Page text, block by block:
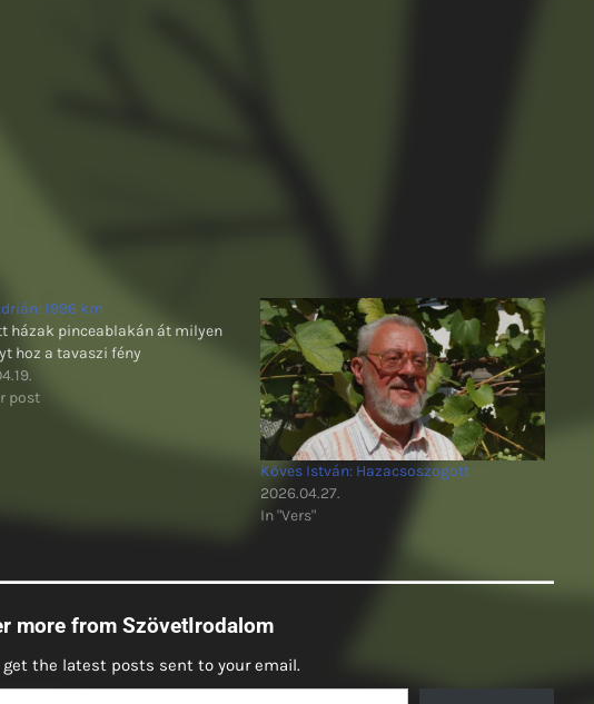
1996 km
házak pinceablakán át milyen
hoz a tavaszi fény
post
Köves István: Hazacsoszogott
2026.04.27.
In "Vers"
more from SzövetIrodalom
the latest posts sent to your email.